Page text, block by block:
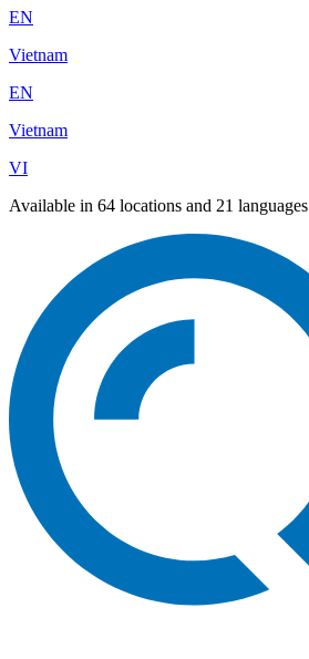
EN
Vietnam
EN
Vietnam
VI
Available in 64 locations and 21 languages